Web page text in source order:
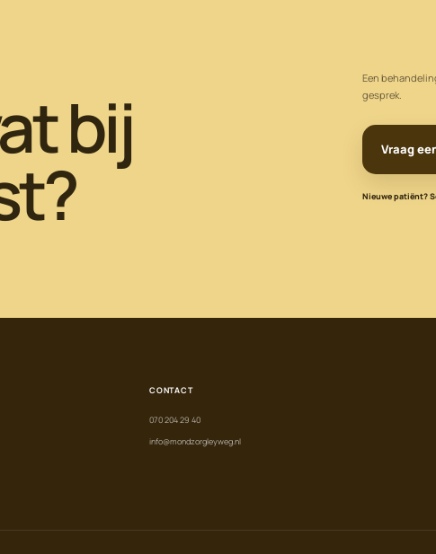
bij
Een
gesprek.
Vraag
Nieuwe patiënt?
CONTACT
070 204 29 40
info@mondzorgleyweg.nl